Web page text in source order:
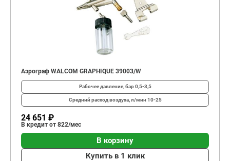
Аэрограф WALCOM GRAPHIQUE 39003/W
Рабочее давление, бар0,5-3,5
Средний расход воздуха, л/мин 10-25
24 651 ₽
В кредит от 822/мес
В корзину
Купить в 1 клик